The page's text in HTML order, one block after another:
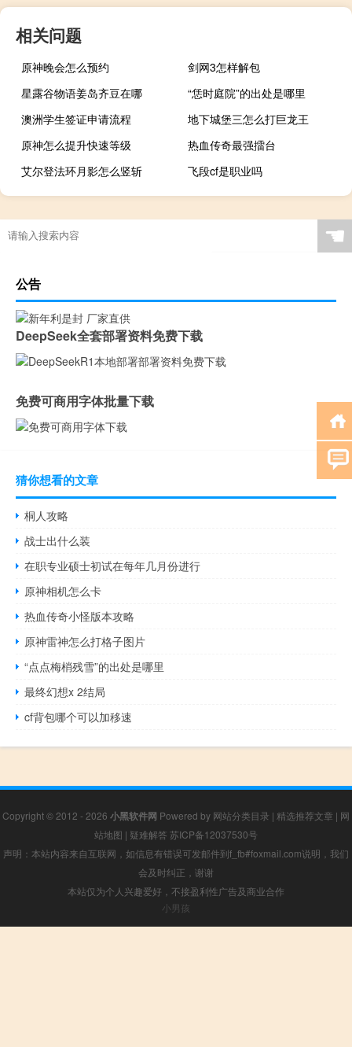
相关问题
原神晚会怎么预约
剑网3怎样解包
星露谷物语姜岛齐豆在哪
“恁时庭院”的出处是哪里
澳洲学生签证申请流程
地下城堡三怎么打巨龙王
原神怎么提升快速等级
热血传奇最强擂台
艾尔登法环月影怎么竖斩
飞段cf是职业吗
☚
公告
DeepSeek全套部署资料免费下载
免费可商用字体批量下载
猜你想看的文章
桐人攻略
战士出什么装
在职专业硕士初试在每年几月份进行
原神相机怎么卡
热血传奇小怪版本攻略
原神雷神怎么打格子图片
“点点梅梢残雪”的出处是哪里
最终幻想x 2结局
cf背包哪个可以加移速
Copyright © 2012 - 2026 小黑软件网 Powered by 网站分类目录 | 精选推荐文章 | 网
站地图 | 疑难解答 苏ICP备12037530号
声明：本站内容来自互联网，如信息有错误可发邮件到f_fb#foxmail.com说明，我们
会及时纠正，谢谢
本站仅为个人兴趣爱好，不接盈利性广告及商业合作
小男孩